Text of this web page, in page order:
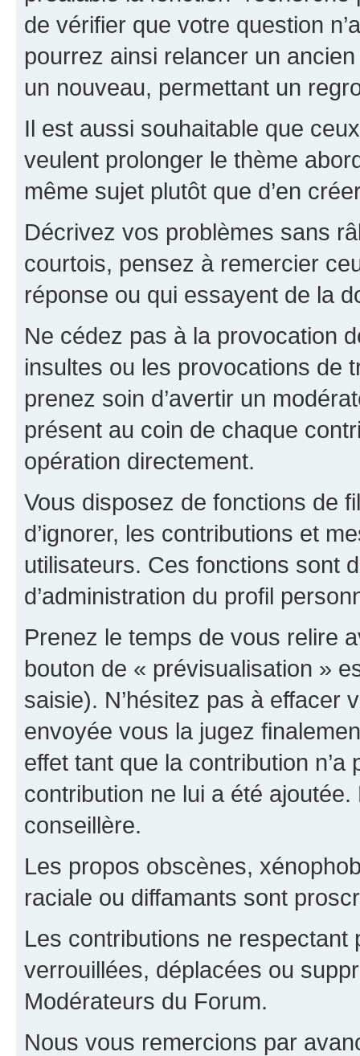
de vérifier que votre question
pourrez ainsi relancer un
un nouveau, permettant un
Il est aussi souhaitable que
veulent prolonger le thème
même sujet plutôt que d’en
Décrivez vos problèmes sans
courtois, pensez à remercier
réponse ou qui essayent de la
Ne cédez pas à la provocation
insultes ou les provocations de
prenez soin d’avertir un
présent au coin de chaque
opération directement.
Vous disposez de fonctions de
d’ignorer, les contributions et
utilisateurs. Ces fonctions sont
d’administration du profil
Prenez le temps de vous relire
bouton de « prévisualisation »
saisie). N’hésitez pas à effacer
envoyée vous la jugez
effet tant que la contribution n’a
contribution ne lui a été
conseillère.
Les propos obscènes,
raciale ou diffamants sont
Les contributions ne
verrouillées, déplacées ou
Modérateurs du Forum.
Nous vous remercions par